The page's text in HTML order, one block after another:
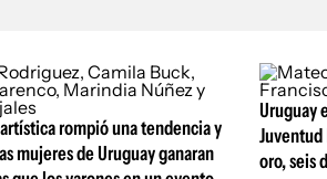
y Empresas
rompió una tendencia y
mujeres de Uruguay ganaran
Uruguay
Juventud
oro, seis